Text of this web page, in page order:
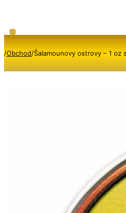
/Obchod/Šalamounovy ostrovy – 1 oz